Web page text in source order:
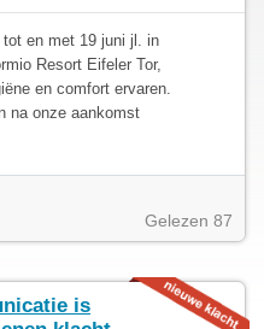
en met 19 juni jl. in
Resort Eifeler Tor,
en comfort ervaren.
na onze aankomst
Gelezen 87
is